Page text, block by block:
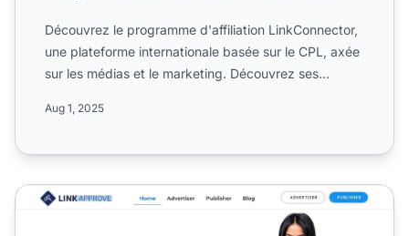
Découvrez le programme d'affiliation LinkConnector,
une plateforme internationale basée sur le CPL, axée
sur les médias et le marketing. Découvrez ses
Aug 1, 2025
Programme d'affiliation LinkApprove